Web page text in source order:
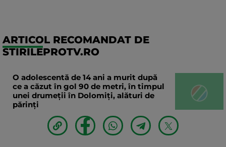
ARTICOL RECOMANDAT DE
STIRILEPROTV.RO
O adolescentă de 14 ani a murit după
ce a căzut în gol 90 de metri, în timpul
unei drumeții în Dolomiți, alături de
părinți